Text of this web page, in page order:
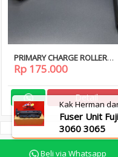
PRIMARY CHARGE ROLLER
PCR FUJI XEROX SC2020
SC2021 SC2022
Rp 175.000
Detail
Beli via Whatsapp
Kak Herman
Fuser Unit
3060 3065